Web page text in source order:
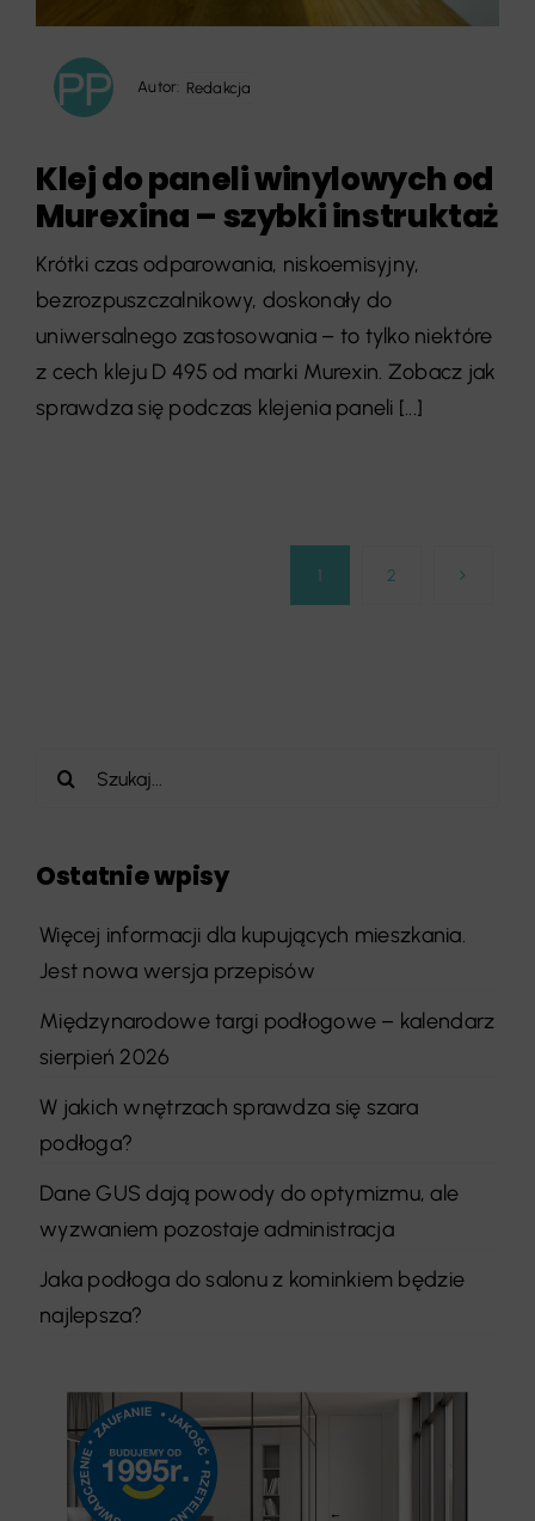
Autor: Redakcja
Klej do paneli winylowych od
Murexina – szybki instruktaż
Krótki czas odparowania, niskoemisyjny,
bezrozpuszczalnikowy, doskonały do
uniwersalnego zastosowania – to tylko niektóre
z cech kleju D 495 od marki Murexin. Zobacz jak
sprawdza się podczas klejenia paneli [...]
1 2
Szukaj
Ostatnie wpisy
Więcej informacji dla kupujących mieszkania.
Jest nowa wersja przepisów
Międzynarodowe targi podłogowe – kalendarz
sierpień 2026
W jakich wnętrzach sprawdza się szara
podłoga?
Dane GUS dają powody do optymizmu, ale
wyzwaniem pozostaje administracja
Jaka podłoga do salonu z kominkiem będzie
najlepsza?